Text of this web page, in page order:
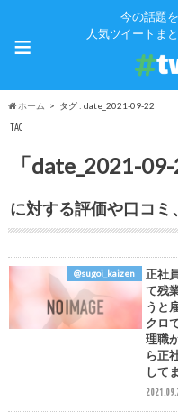
今の話題
人気ツイートま
≡
ホーム タグ : date_2021-09-22
TAG
「date_2021-09-
に対する評価や口コミ
@sugoi_kaizen
正社
て残
うと
クロ
理職
ら正
して